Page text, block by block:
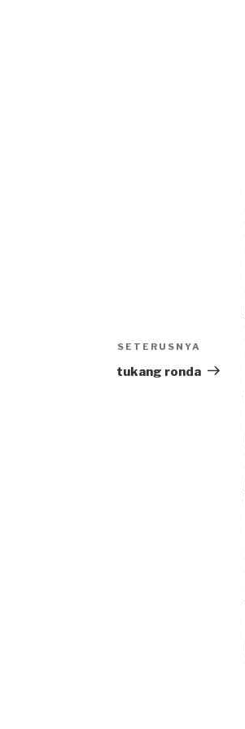
Post
SETERUSNYA
tukang ronda